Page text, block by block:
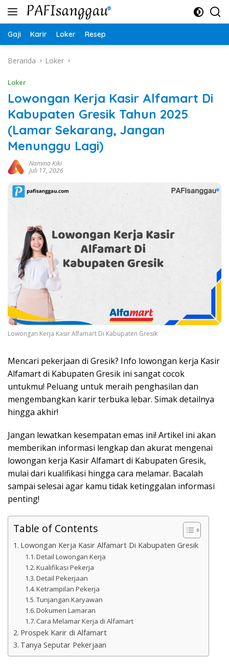
Langsung
Gaji Karir Loker Resep
Beranda Loker
Loker
Lowongan Kerja Kasir Alfamart Di
Kabupaten Gresik Tahun 2025
(Lamar Sekarang, Jangan
Menunggu Lagi)
Namina Kiki
Juli 17, 2026
Lowongan Kerja Kasir Alfamart Di Kabupaten Gresik
Mencari pekerjaan di Gresik? Info lowongan kerja Kasir
Alfamart di Kabupaten Gresik ini sangat cocok
untukmu! Peluang untuk meraih penghasilan dan
mengembangkan karir terbuka lebar. Simak detailnya
hingga akhir!
Jangan lewatkan kesempatan emas ini! Artikel ini akan
memberikan informasi lengkap dan akurat mengenai
lowongan kerja Kasir Alfamart di Kabupaten Gresik,
mulai dari kualifikasi hingga cara melamar. Bacalah
sampai selesai agar kamu tidak ketinggalan informasi
penting!
Table of Contents
Lowongan Kerja Kasir Alfamart Di Kabupaten Gresik
Detail Lowongan Kerja
Kualifikasi Pekerja
Detail Pekerjaan
Ketrampilan Pekerja
Tunjangan Karyawan
Dokumen Lamaran
Cara Melamar Kerja di Alfamart
Prospek Karir di Alfamart
Tanya Seputar Pekerjaan